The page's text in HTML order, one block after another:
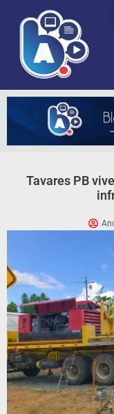
Tavares PB